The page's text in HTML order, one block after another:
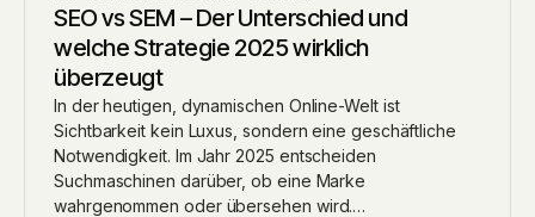
SEO vs SEM – Der Unterschied und
welche Strategie 2025 wirklich
überzeugt
In der heutigen, dynamischen Online-Welt ist
Sichtbarkeit kein Luxus, sondern eine geschäftliche
Notwendigkeit. Im Jahr 2025 entscheiden
Suchmaschinen darüber, ob eine Marke
wahrgenommen oder übersehen wird.…